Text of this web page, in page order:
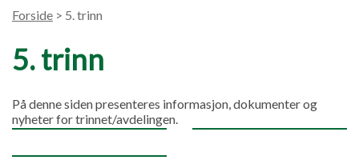
Forside > 5. trinn
5. trinn
På denne siden presenteres informasjon, dokumenter og
nyheter for trinnet/avdelingen.